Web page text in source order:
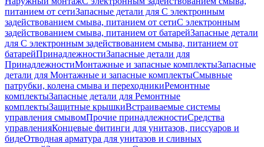
питанием от сетиЗапасные детали для С электронным
задействованием смыва, питанием от сетиС электронным
задействованием смыва, питанием от батарейЗапасные детали
для С электронным задействованием смыва, питанием от
батарейПринадлежностиЗапасные детали для
ПринадлежностиМонтажные и запасные комплектыЗапасные
детали для Монтажные и запасные комплектыСмывные
патрубки, колена смыва и переходникиРемонтные
комплектыЗапасные детали для Ремонтные
комплектыЗащитные крышкиВстраиваемые системы
управления смывомПрочие принадлежностиСредства
управленияКонцевые фитинги для унитазов, писсуаров и
бидеОтводная арматура для унитазов и сливных